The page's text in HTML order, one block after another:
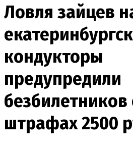
Ловля зайцев
кондукторы
предупредили
безбилетников
штрафах 2500